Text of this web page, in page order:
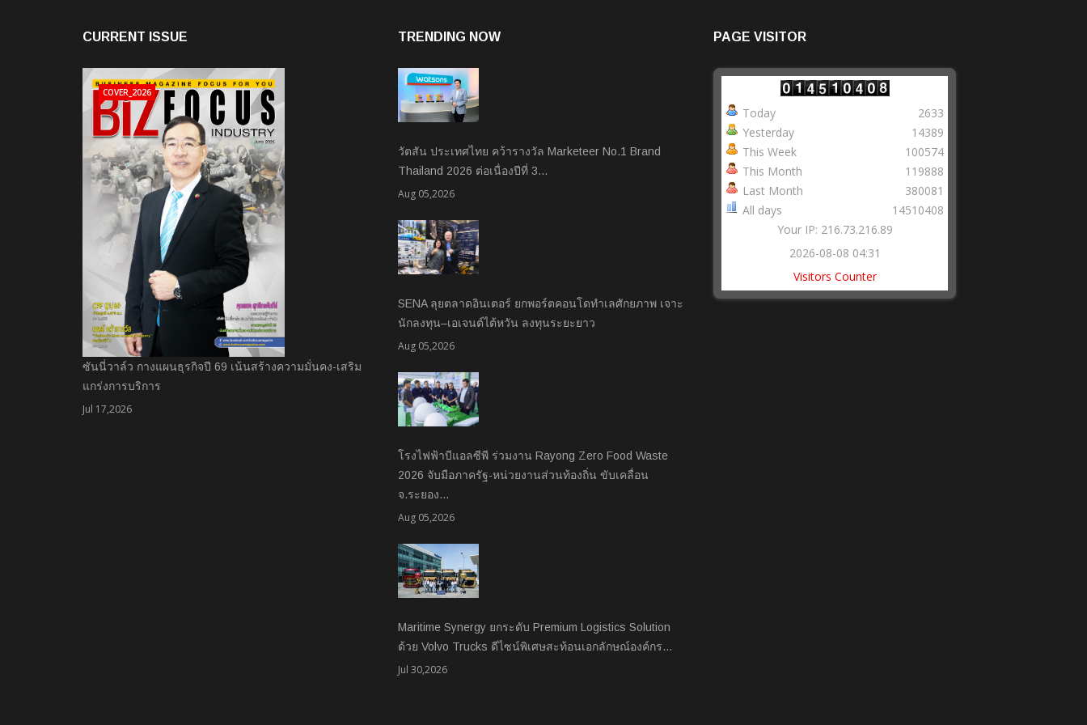
CURRENT ISSUE
ซันนี่วาล์ว กางแผนธุรกิจปี 69 เน้นสร้างความมั่นคง-เสริม
แกร่งการบริการ
Jul 17,2026
COVER_2026
TRENDING NOW
วัตสัน ประเทศไทย คว้ารางวัล Marketeer No.1 Brand
Thailand 2026 ต่อเนื่องปีที่ 3…
Aug 05,2026
SENA ลุยตลาดอินเตอร์ ยกพอร์ตคอนโดทำเลศักยภาพ เจาะ
นักลงทุน–เอเจนต์ไต้หวัน ลงทุนระยะยาว
Aug 05,2026
โรงไฟฟ้าบีแอลซีพี ร่วมงาน Rayong Zero Food Waste
2026 จับมือภาครัฐ-หน่วยงานส่วนท้องถิ่น ขับเคลื่อน
จ.ระยอง…
Aug 05,2026
Maritime Synergy ยกระดับ Premium Logistics Solution
ด้วย Volvo Trucks ดีไซน์พิเศษสะท้อนเอกลักษณ์องค์กร…
Jul 30,2026
PAGE VISITOR
Today
Yesterday
This Week
This Month
Last Month
All days
2633
14389
100574
119888
380081
14510408
Your IP: 216.73.216.89
2026-08-08 04:31
Visitors Counter